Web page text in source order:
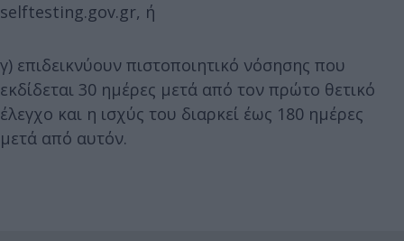
selftesting.gov.gr, ή
γ) επιδεικνύουν πιστοποιητικό νόσησης που
εκδίδεται 30 ημέρες μετά από τον πρώτο θετικό
έλεγχο και η ισχύς του διαρκεί έως 180 ημέρες
μετά από αυτόν.